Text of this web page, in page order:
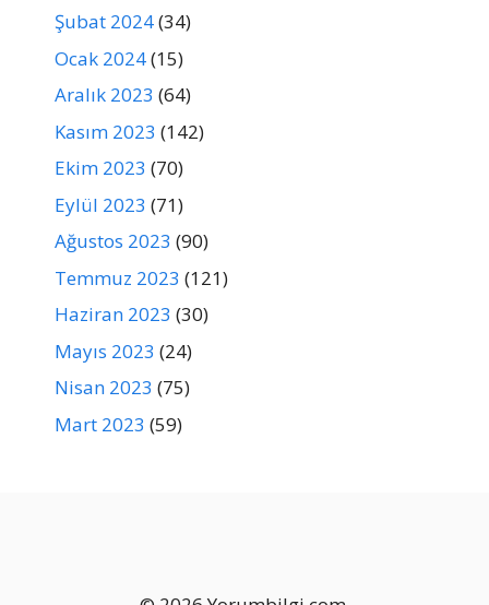
Şubat 2024(34)
Ocak 2024(15)
Aralık 2023 (64)
Kasım 2023 (142)
Ekim 2023 (70)
Eylül 2023 (71)
Ağustos 2023 (90)
Temmuz 2023 (121)
Haziran 2023 (30)
Mayıs 2023 (24)
Nisan 2023 (75)
Mart 2023 (59)